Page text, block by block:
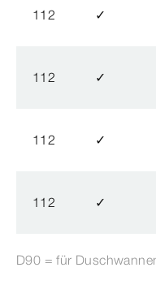
112 ✓
112 ✓
112 ✓
112 ✓
D90 = für